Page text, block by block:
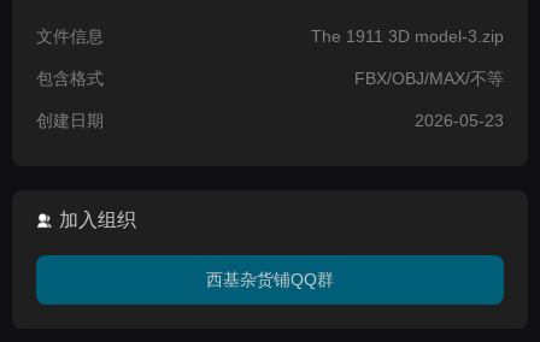
文件信息 The 1911 3D model-3.zip
包含格式 FBX/OBJ/MAX/不等
创建日期 2026-05-23
加入组织
西基杂货铺QQ群